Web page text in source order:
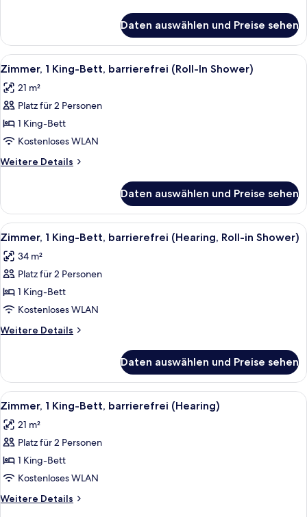
1 King-
Bett
Daten auswählen und Preise sehen
Alle
Fotos
für
Zimmer,
1 King-
Bett,
barrierefrei
(Roll-
Shower)
anzeigen
Ein modernes Hotelzimmer mit
5
Zimmer, 1 King-Bett, barrierefrei (Roll-In Shower)
21 m²
Platz für 2 Personen
1 King-Bett
Kostenloses WLAN
Weitere Details
Weitere
1 King-
Bett,
barrierefrei
In
Shower)
Daten auswählen und Preise sehen
Alle
Fotos
für
Zimmer,
1 King-
Bett,
barrierefrei
(Hearing,
in
Shower)
anzeigen
Ein modernes Hotelzimmer mit
5
Zimmer, 1 King-Bett, barrierefrei (Hearing, Roll-in Shower)
34 m²
Platz für 2 Personen
1 King-Bett
Kostenloses WLAN
Weitere Details
Weitere
1 King-
Bett,
barrierefrei
Roll-
in
Daten auswählen und Preise sehen
Alle
Fotos
für
Zimmer,
1 King-
Bett,
barrierefrei
(Hearing)
Ein modernes Hotelzimmer mit
6
Zimmer, 1 King-Bett, barrierefrei (Hearing)
21 m²
Platz für 2 Personen
1 King-Bett
Kostenloses WLAN
Weitere Details
Weitere